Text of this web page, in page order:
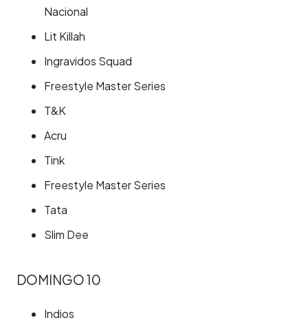
Nacional
Lit Killah
Ingravidos Squad
Freestyle Master Series
T&K
Acru
Tink
Freestyle Master Series
Tata
Slim Dee
DOMINGO 10
Indios